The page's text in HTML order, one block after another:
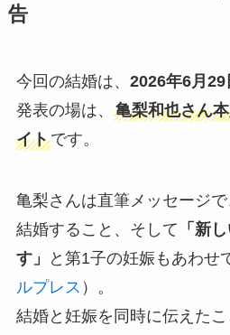
告
今回の結婚は、 2026年6月29
発表の場は、 亀梨和也さん
イトです。
亀梨さんは直筆メッセージ
結婚すること、そして 「新
す」
と第1子の妊娠もあわせ
ルプレス ）。
結婚と妊娠を同時に伝えた